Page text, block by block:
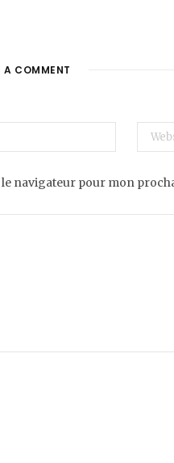
A COMMENT
navigateur pour mon